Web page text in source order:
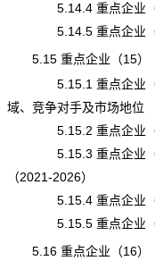
5.14.4 重点企业（14
5.14.5 重点企业（
5.15 重点企业（15）
5.15.1 重点企业（15
域、竞争对手及市场地位
5.15.2 重点企业（15
5.15.3 重点企业（15
（2021-2026）
5.15.4 重点企业（15
5.15.5 重点企业（
5.16 重点企业（16）